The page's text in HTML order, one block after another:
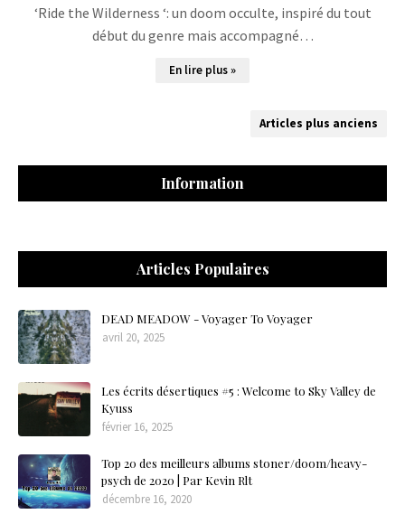
‘Ride the Wilderness ‘: un doom occulte, inspiré du tout
début du genre mais accompagné…
En lire plus »
Articles plus anciens
Information
Articles Populaires
DEAD MEADOW - Voyager To Voyager
avril 20, 2025
Les écrits désertiques #5 : Welcome to Sky Valley de
Kyuss
février 16, 2025
Top 20 des meilleurs albums stoner/doom/heavy-
psych de 2020 | Par Kevin Rlt
décembre 16, 2020